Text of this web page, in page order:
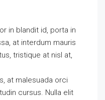
in blandit id, porta in
at interdum mauris
tristique at nisl at,
at malesuada orci
cursus. Nulla elit